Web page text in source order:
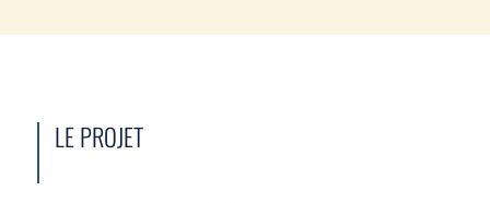
L’AMO ça sert à quoi ?
LE PROJET